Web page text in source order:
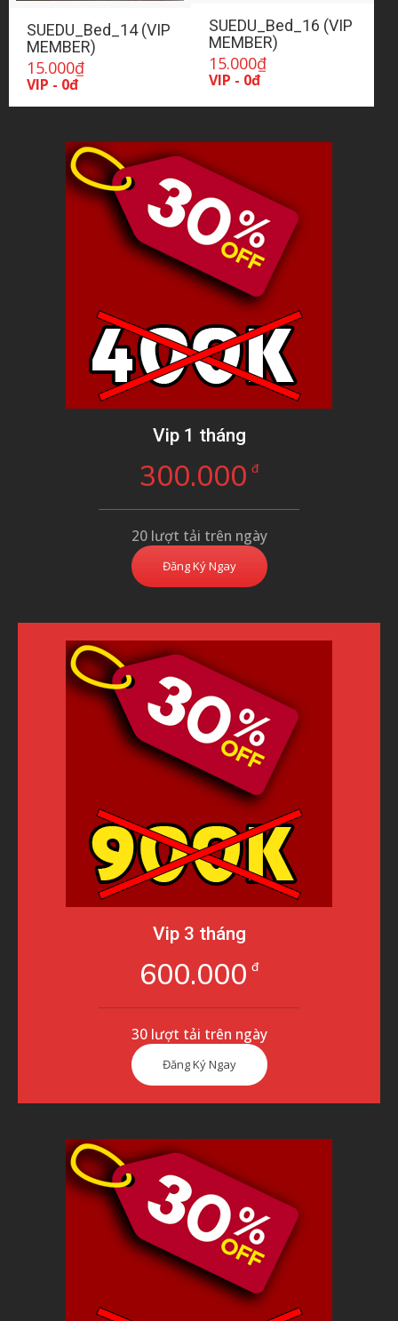
SUEDU_Bed_14 (VIP
MEMBER)
15.000₫
VIP - 0đ
SUEDU_Bed_16 (VIP
MEMBER)
15.000₫
VIP - 0đ
Vip 1 tháng
300.000 đ
20 lượt tải trên ngày
Đăng Ký Ngay
Vip 3 tháng
600.000 đ
30 lượt tải trên ngày
Đăng Ký Ngay